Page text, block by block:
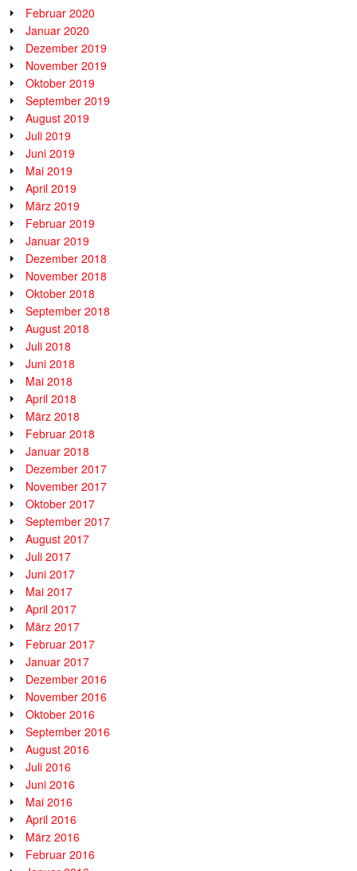
Februar 2020
Januar 2020
Dezember 2019
November 2019
Oktober 2019
September 2019
August 2019
Juli 2019
Juni 2019
Mai 2019
April 2019
März 2019
Februar 2019
Januar 2019
Dezember 2018
November 2018
Oktober 2018
September 2018
August 2018
Juli 2018
Juni 2018
Mai 2018
April 2018
März 2018
Februar 2018
Januar 2018
Dezember 2017
November 2017
Oktober 2017
September 2017
August 2017
Juli 2017
Juni 2017
Mai 2017
April 2017
März 2017
Februar 2017
Januar 2017
Dezember 2016
November 2016
Oktober 2016
September 2016
August 2016
Juli 2016
Juni 2016
Mai 2016
April 2016
März 2016
Februar 2016